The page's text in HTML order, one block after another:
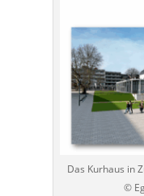
Das Kurhaus in
©